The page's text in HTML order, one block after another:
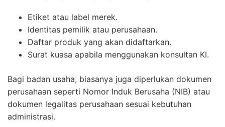
Etiket atau label merek.
Identitas pemilik atau perusahaan.
Daftar produk yang akan didaftarkan.
Surat kuasa apabila menggunakan konsultan KI.
Bagi badan usaha, biasanya juga diperlukan dokumen
perusahaan seperti Nomor Induk Berusaha (NIB) atau
dokumen legalitas perusahaan sesuai kebutuhan
administrasi.